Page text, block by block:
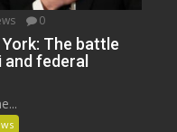
0
York: The battle
federal